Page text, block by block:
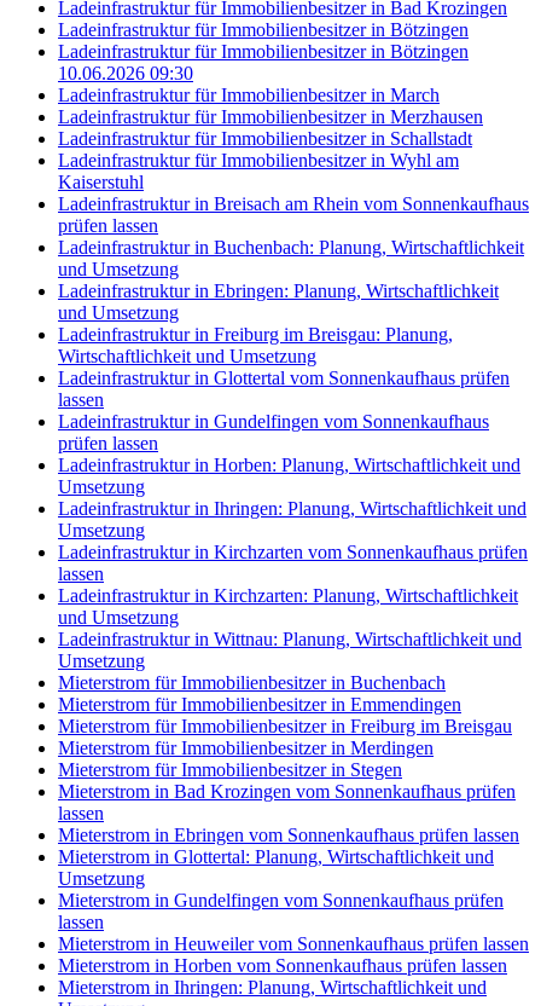
Ladeinfrastruktur für Immobilienbesitzer in Bad Krozingen
Ladeinfrastruktur für Immobilienbesitzer in Bötzingen
Ladeinfrastruktur für Immobilienbesitzer in Bötzingen
10.06.2026 09:30
Ladeinfrastruktur für Immobilienbesitzer in March
Ladeinfrastruktur für Immobilienbesitzer in Merzhausen
Ladeinfrastruktur für Immobilienbesitzer in Schallstadt
Ladeinfrastruktur für Immobilienbesitzer in Wyhl am
Kaiserstuhl
Ladeinfrastruktur in Breisach am Rhein vom Sonnenkaufhaus
prüfen lassen
Ladeinfrastruktur in Buchenbach: Planung, Wirtschaftlichkeit
und Umsetzung
Ladeinfrastruktur in Ebringen: Planung, Wirtschaftlichkeit
und Umsetzung
Ladeinfrastruktur in Freiburg im Breisgau: Planung,
Wirtschaftlichkeit und Umsetzung
Ladeinfrastruktur in Glottertal vom Sonnenkaufhaus prüfen
lassen
Ladeinfrastruktur in Gundelfingen vom Sonnenkaufhaus
prüfen lassen
Ladeinfrastruktur in Horben: Planung, Wirtschaftlichkeit und
Umsetzung
Ladeinfrastruktur in Ihringen: Planung, Wirtschaftlichkeit und
Umsetzung
Ladeinfrastruktur in Kirchzarten vom Sonnenkaufhaus prüfen
lassen
Ladeinfrastruktur in Kirchzarten: Planung, Wirtschaftlichkeit
und Umsetzung
Ladeinfrastruktur in Wittnau: Planung, Wirtschaftlichkeit und
Umsetzung
Mieterstrom für Immobilienbesitzer in Buchenbach
Mieterstrom für Immobilienbesitzer in Emmendingen
Mieterstrom für Immobilienbesitzer in Freiburg im Breisgau
Mieterstrom für Immobilienbesitzer in Merdingen
Mieterstrom für Immobilienbesitzer in Stegen
Mieterstrom in Bad Krozingen vom Sonnenkaufhaus prüfen
lassen
Mieterstrom in Ebringen vom Sonnenkaufhaus prüfen lassen
Mieterstrom in Glottertal: Planung, Wirtschaftlichkeit und
Umsetzung
Mieterstrom in Gundelfingen vom Sonnenkaufhaus prüfen
lassen
Mieterstrom in Heuweiler vom Sonnenkaufhaus prüfen lassen
Mieterstrom in Horben vom Sonnenkaufhaus prüfen lassen
Mieterstrom in Ihringen: Planung, Wirtschaftlichkeit und